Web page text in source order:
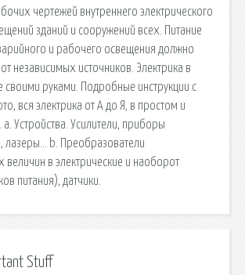
чертежей внутреннего электрического
зданий и сооружений всех. Питание
и рабочего освещения должно
независимых источников. Электрика в
своими руками. Подробные инструкции с
вся электрика от А до Я, в простом и
a. Устройства. Усилители, приборы
лазеры… b. Преобразователи
величин в электрические и наоборот
питания), датчики.
Stuff